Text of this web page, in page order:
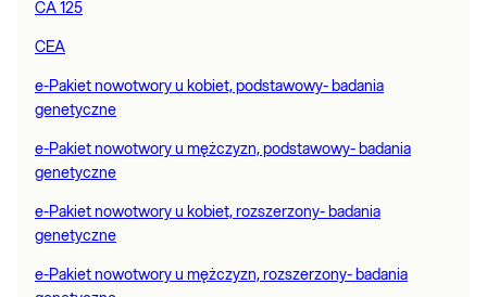
CA 125
CEA
e-Pakiet nowotwory u kobiet, podstawowy- badania
genetyczne
e-Pakiet nowotwory u mężczyzn, podstawowy- badania
genetyczne
e-Pakiet nowotwory u kobiet, rozszerzony- badania
genetyczne
e-Pakiet nowotwory u mężczyzn, rozszerzony- badania